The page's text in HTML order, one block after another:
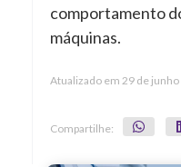
comportamento
máquinas.
Atualizado em 29 de
Compartilhe: